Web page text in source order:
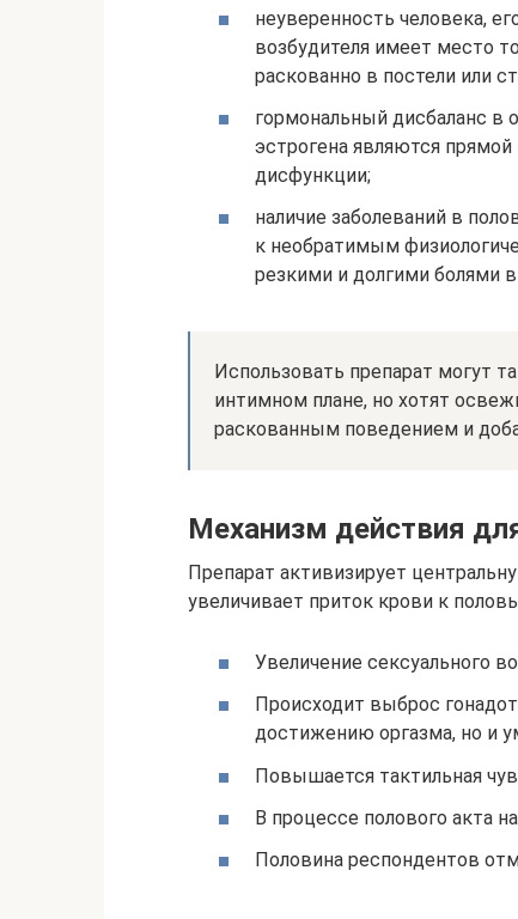
неуверенность человека,
возбудителя имеет место
раскованно в постели или
гормональный дисбаланс в
эстрогена являются
дисфункции;
наличие заболеваний в
к необратимым
резкими и долгими болями в
Использовать препарат могут
интимном плане, но хотят
раскованным поведением и
Механизм действия
Препарат активизирует
увеличивает приток крови к
Увеличение сексуального
Происходит выброс
достижению оргазма, но и
Повышается тактильная
В процессе полового акта
Половина респондентов